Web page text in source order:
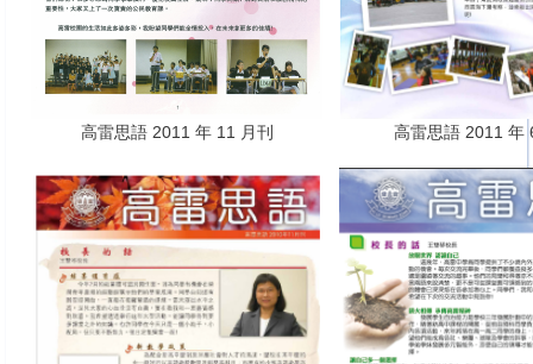
高雷思語 2011 年 11 月刊 高雷思語 2011 年